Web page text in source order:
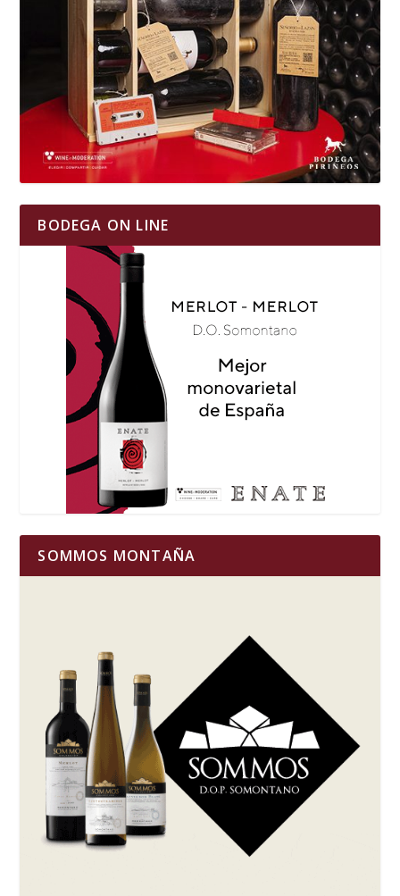
BODEGA ON LINE
SOMMOS MONTAÑA